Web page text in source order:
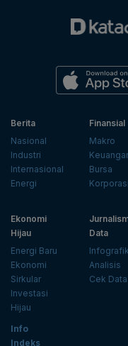
Berita
Nasional
Industri
Internasional
Energi
Finansial
Makro
Bursa
Korporasi
Ekonomi
Hijau
Energi Baru
Ekonomi
Sirkular
Investasi
Hijau
Data
Infografik
Analisis
Cek Data
Info
Indeks